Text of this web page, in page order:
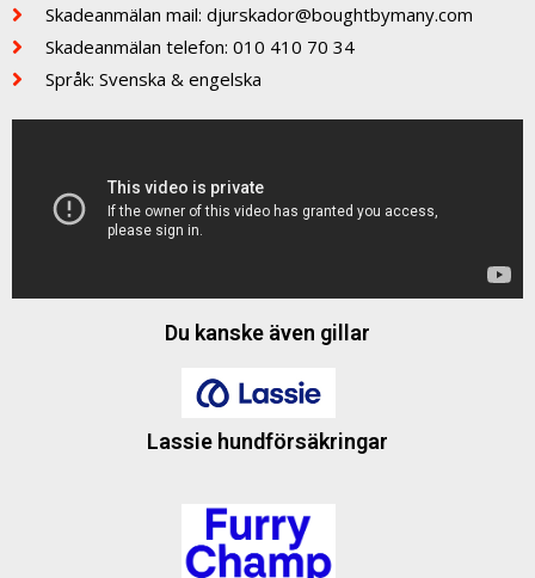
Skadeanmälan mail: djurskador@boughtbymany.com
Skadeanmälan telefon: 010 410 70 34
Språk: Svenska & engelska
Du kanske även gillar
Lassie hundförsäkringar